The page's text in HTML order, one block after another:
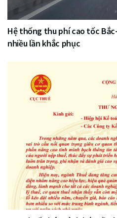
Hệ thống thu phí cao tốc
nhiều lần khắc phục